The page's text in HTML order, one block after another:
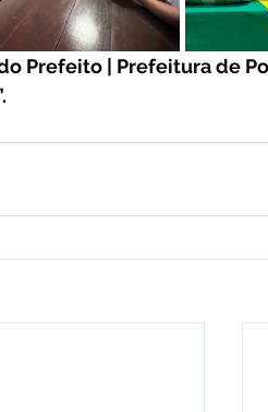
Prefeito | Prefeitura de